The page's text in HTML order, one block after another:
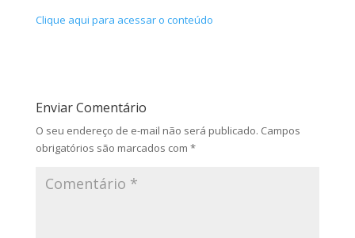
Clique aqui para acessar o conteúdo
Enviar Comentário
O seu endereço de e-mail não será publicado. Campos
obrigatórios são marcados com *